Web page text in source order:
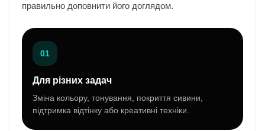
правильно доповнити його доглядом.
01
Для різних задач
Зміна кольору, тонування, покриття сивини,
підтримка відтінку або креативні техніки.